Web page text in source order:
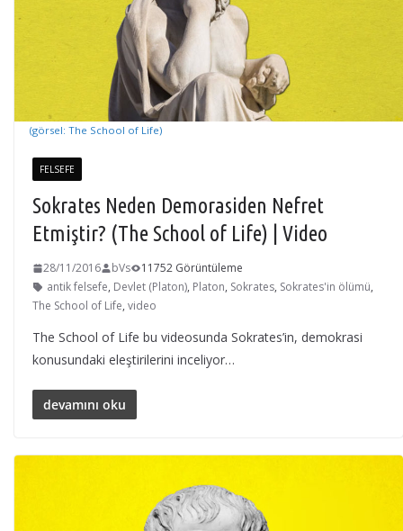
(görsel: The School of Life)
FELSEFE
Sokrates Neden Demorasiden Nefret
Etmiştir? (The School of Life) | Video
28/11/2016 bVs
11752 Görüntüleme
antik felsefe, Devlet (Platon), Platon, Sokrates, Sokrates'in ölümü,
The School of Life, video
The School of Life bu videosunda Sokrates’in, demokrasi
konusundaki eleştirilerini inceliyor…
devamını oku